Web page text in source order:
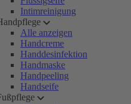
Intimreinigung
Alle anzeigen
Handcreme
Handdesinfektion
Handmaske
Handpeeling
Handseife